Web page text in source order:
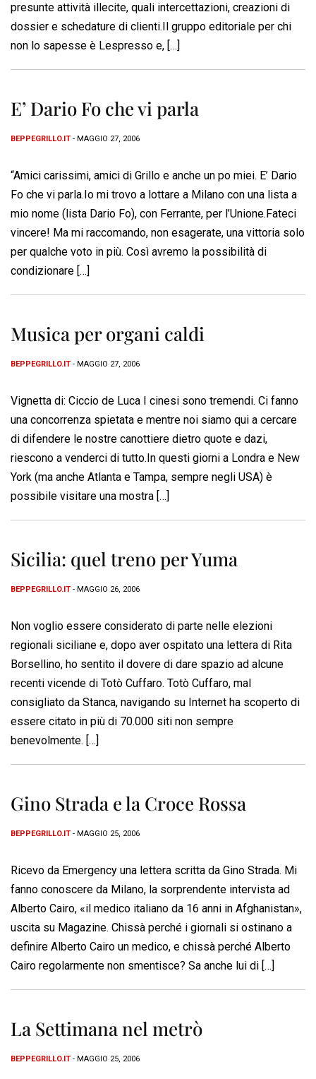
presunte attività illecite, quali intercettazioni, creazioni di
dossier e schedature di clienti.Il gruppo editoriale per chi
non lo sapesse è Lespresso e, […]
E’ Dario Fo che vi parla
BEPPEGRILLO.IT - MAGGIO 27, 2006
“Amici carissimi, amici di Grillo e anche un po miei. E’ Dario
Fo che vi parla.Io mi trovo a lottare a Milano con una lista a
mio nome (lista Dario Fo), con Ferrante, per l’Unione.Fateci
vincere! Ma mi raccomando, non esagerate, una vittoria solo
per qualche voto in più. Così avremo la possibilità di
condizionare […]
Musica per organi caldi
BEPPEGRILLO.IT - MAGGIO 27, 2006
Vignetta di: Ciccio de Luca I cinesi sono tremendi. Ci fanno
una concorrenza spietata e mentre noi siamo qui a cercare
di difendere le nostre canottiere dietro quote e dazi,
riescono a venderci di tutto.In questi giorni a Londra e New
York (ma anche Atlanta e Tampa, sempre negli USA) è
possibile visitare una mostra […]
Sicilia: quel treno per Yuma
BEPPEGRILLO.IT - MAGGIO 26, 2006
Non voglio essere considerato di parte nelle elezioni
regionali siciliane e, dopo aver ospitato una lettera di Rita
Borsellino, ho sentito il dovere di dare spazio ad alcune
recenti vicende di Totò Cuffaro. Totò Cuffaro, mal
consigliato da Stanca, navigando su Internet ha scoperto di
essere citato in più di 70.000 siti non sempre
benevolmente. […]
Gino Strada e la Croce Rossa
BEPPEGRILLO.IT - MAGGIO 25, 2006
Ricevo da Emergency una lettera scritta da Gino Strada. Mi
fanno conoscere da Milano, la sorprendente intervista ad
Alberto Cairo, «il medico italiano da 16 anni in Afghanistan»,
uscita su Magazine. Chissà perché i giornali si ostinano a
definire Alberto Cairo un medico, e chissà perché Alberto
Cairo regolarmente non smentisce? Sa anche lui di […]
La Settimana nel metrò
BEPPEGRILLO.IT - MAGGIO 25, 2006